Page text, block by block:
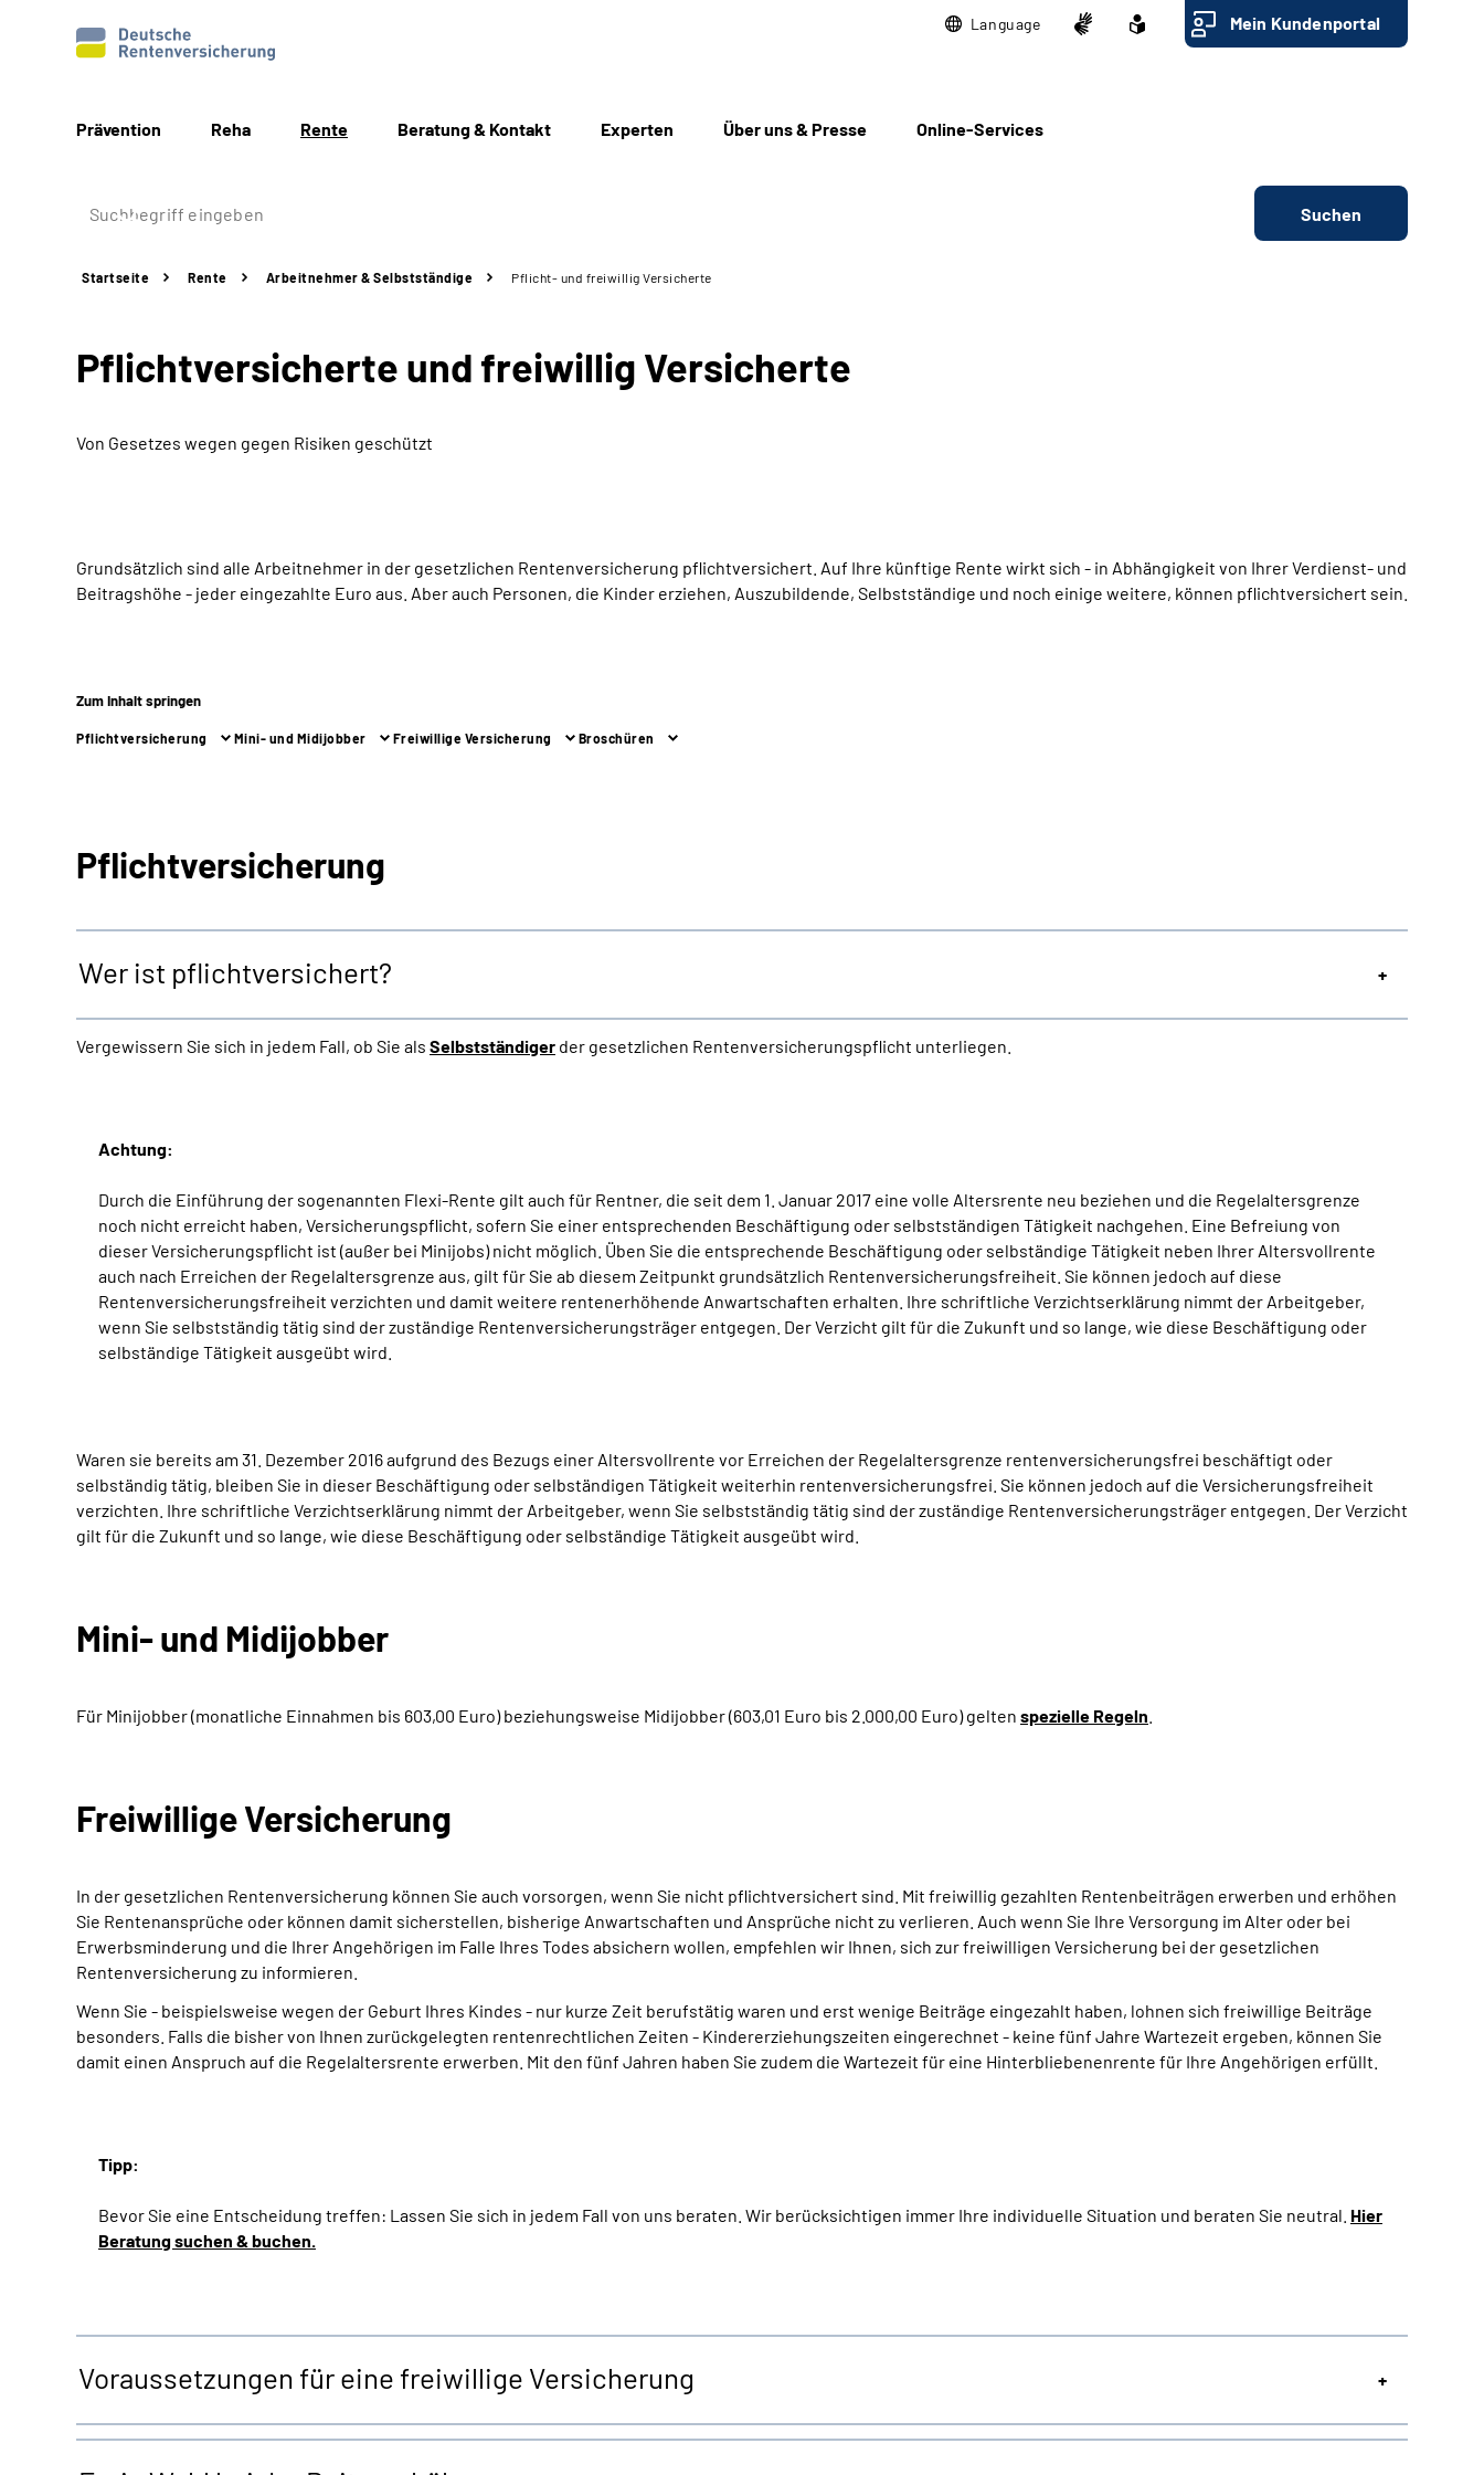
Language Mein Kundenportal
Prävention Reha Rente Beratung & Kontakt Experten Über uns & Presse Online-Services
Suchen
Startseite Rente Arbeitnehmer & Selbstständige Pflicht- und freiwillig Versicherte
Pflichtversicherte und freiwillig Versicherte
Von Gesetzes wegen gegen Risiken geschützt
Grundsätzlich sind alle Arbeitnehmer in der gesetzlichen Rentenversicherung pflichtversichert. Auf Ihre künftige Rente wirkt sich - in Abhängigkeit von Ihrer Verdienst- und
Beitragshöhe - jeder eingezahlte Euro aus. Aber auch Personen, die Kinder erziehen, Auszubildende, Selbstständige und noch einige weitere, können pflichtversichert sein.
Zum Inhalt springen
Pflichtversicherung Mini- und Midijobber Freiwillige Versicherung Broschüren
Pflichtversicherung
Wer ist pflichtversichert?
Vergewissern Sie sich in jedem Fall, ob Sie als Selbstständiger der gesetzlichen Rentenversicherungspflicht unterliegen.
Achtung:
Durch die Einführung der sogenannten Flexi-Rente gilt auch für Rentner, die seit dem 1. Januar 2017 eine volle Altersrente neu beziehen und die Regelaltersgrenze
noch nicht erreicht haben, Versicherungspflicht, sofern Sie einer entsprechenden Beschäftigung oder selbstständigen Tätigkeit nachgehen. Eine Befreiung von
dieser Versicherungspflicht ist (außer bei Minijobs) nicht möglich. Üben Sie die entsprechende Beschäftigung oder selbständige Tätigkeit neben Ihrer Altersvollrente
auch nach Erreichen der Regelaltersgrenze aus, gilt für Sie ab diesem Zeitpunkt grundsätzlich Rentenversicherungsfreiheit. Sie können jedoch auf diese
Rentenversicherungsfreiheit verzichten und damit weitere rentenerhöhende Anwartschaften erhalten. Ihre schriftliche Verzichtserklärung nimmt der Arbeitgeber,
wenn Sie selbstständig tätig sind der zuständige Rentenversicherungsträger entgegen. Der Verzicht gilt für die Zukunft und so lange, wie diese Beschäftigung oder
selbständige Tätigkeit ausgeübt wird.
Waren sie bereits am 31. Dezember 2016 aufgrund des Bezugs einer Altersvollrente vor Erreichen der Regelaltersgrenze rentenversicherungsfrei beschäftigt oder
selbständig tätig, bleiben Sie in dieser Beschäftigung oder selbständigen Tätigkeit weiterhin rentenversicherungsfrei. Sie können jedoch auf die Versicherungsfreiheit
verzichten. Ihre schriftliche Verzichtserklärung nimmt der Arbeitgeber, wenn Sie selbstständig tätig sind der zuständige Rentenversicherungsträger entgegen. Der Verzicht
gilt für die Zukunft und so lange, wie diese Beschäftigung oder selbständige Tätigkeit ausgeübt wird.
Mini- und Midijobber
Für Minijobber (monatliche Einnahmen bis 603,00 Euro) beziehungsweise Midijobber (603,01 Euro bis 2.000,00 Euro) gelten spezielle Regeln
Freiwillige Versicherung
In der gesetzlichen Rentenversicherung können Sie auch vorsorgen, wenn Sie nicht pflichtversichert sind. Mit freiwillig gezahlten Rentenbeiträgen erwerben und erhöhen
Sie Rentenansprüche oder können damit sicherstellen, bisherige Anwartschaften und Ansprüche nicht zu verlieren. Auch wenn Sie Ihre Versorgung im Alter oder bei
Erwerbsminderung und die Ihrer Angehörigen im Falle Ihres Todes absichern wollen, empfehlen wir Ihnen, sich zur freiwilligen Versicherung bei der gesetzlichen
Rentenversicherung zu informieren.
Wenn Sie - beispielsweise wegen der Geburt Ihres Kindes - nur kurze Zeit berufstätig waren und erst wenige Beiträge eingezahlt haben, lohnen sich freiwillige Beiträge
besonders. Falls die bisher von Ihnen zurückgelegten rentenrechtlichen Zeiten - Kindererziehungszeiten eingerechnet - keine fünf Jahre Wartezeit ergeben, können Sie
damit einen Anspruch auf die Regelaltersrente erwerben. Mit den fünf Jahren haben Sie zudem die Wartezeit für eine Hinterbliebenenrente für Ihre Angehörigen erfüllt.
Tipp:
Bevor Sie eine Entscheidung treffen: Lassen Sie sich in jedem Fall von uns beraten. Wir berücksichtigen immer Ihre individuelle Situation und beraten Sie neutral. Hier
Beratung suchen & buchen.
Voraussetzungen für eine freiwillige Versicherung